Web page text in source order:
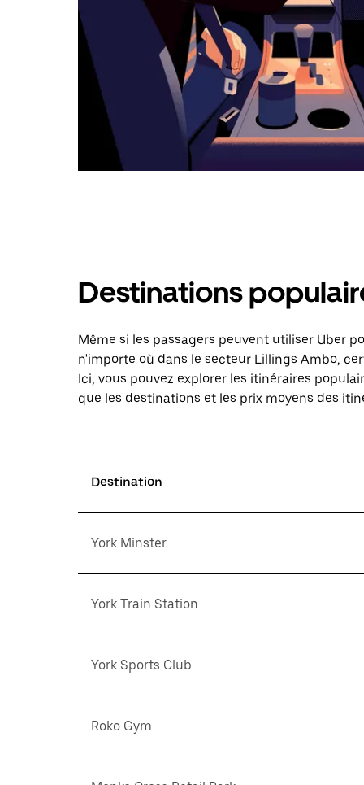
Destinations
Même si les passagers peuvent utiliser Uber
n'importe où dans le secteur Lillings Ambo,
Ici, vous pouvez explorer les itinéraires
que les destinations et les prix moyens des
Destination
York Minster
York Train Station
York Sports Club
Roko Gym